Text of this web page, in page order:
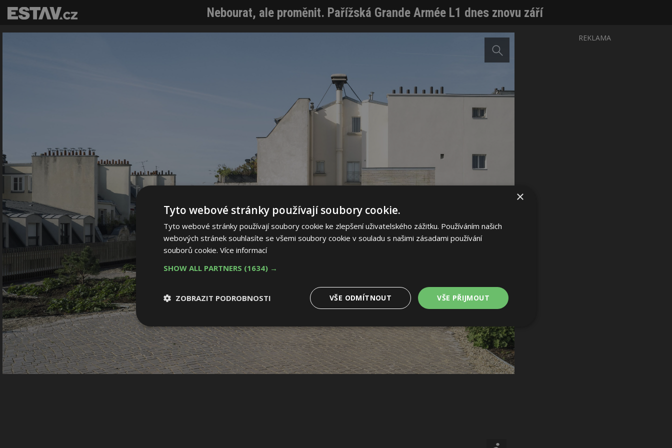
Nebourat, ale proměnit. Pařížská Grande Armée L1 dnes znovu září
REKLAMA
×
Tyto webové stránky používají soubory cookie.
Tyto webové stránky používají soubory cookie ke zlepšení uživatelského zážitku. Používáním našich
webových stránek souhlasíte se všemi soubory cookie v souladu s našimi zásadami používání
souborů cookie. Více informací
SHOW ALL PARTNERS (1634) →
VŠE PŘIJMOUT
VŠE ODMÍTNOUT
ZOBRAZIT PODROBNOSTI
Nezbytně nutné
soubory
Výkonové
soubory
Soubory cílení Funkční soubory
Nezařazené
soubory